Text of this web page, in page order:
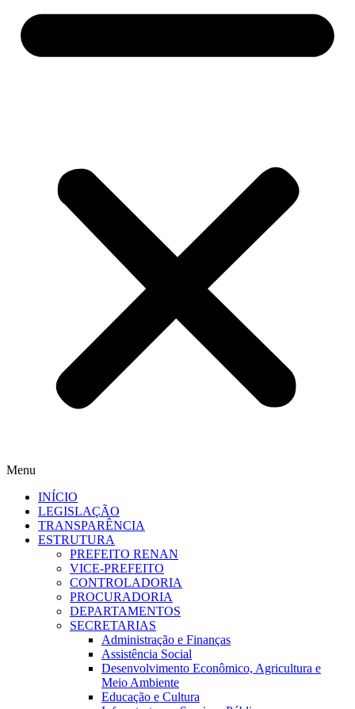
Menu
INÍCIO
LEGISLAÇÃO
TRANSPARÊNCIA
ESTRUTURA
PREFEITO RENAN
VICE-PREFEITO
CONTROLADORIA
PROCURADORIA
DEPARTAMENTOS
SECRETARIAS
Administração e Finanças
Assistência Social
Desenvolvimento Econômico, Agricultura e
Meio Ambiente
Educação e Cultura